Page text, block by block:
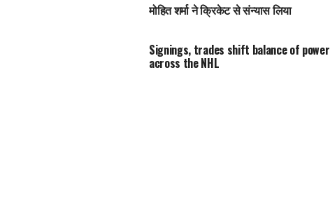
मोहित शर्मा ने क्रिकेट से संन्यास लिया
Signings, trades shift balance of power
across the NHL